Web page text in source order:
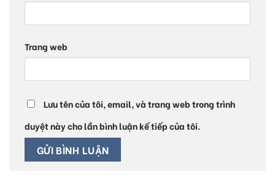
Trang web
Lưu tên của tôi, email, và trang web trong trình
duyệt này cho lần bình luận kế tiếp của tôi.